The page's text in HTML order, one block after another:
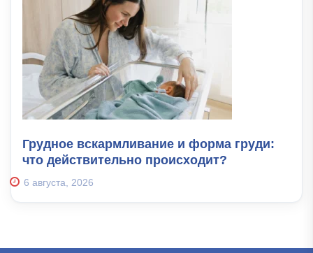
Грудное вскармливание и форма груди:
что действительно происходит?
6 августа, 2026